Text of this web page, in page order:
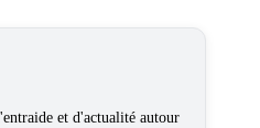
et d'actualité autour